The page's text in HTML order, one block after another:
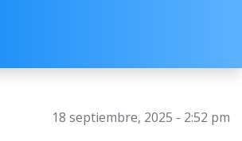
18 septiembre, 2025 - 2:52 pm